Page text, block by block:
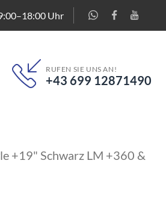
Uhr
RUFEN SIE UNS AN!
+43 699 12871490
+19" Schwarz LM +360 &